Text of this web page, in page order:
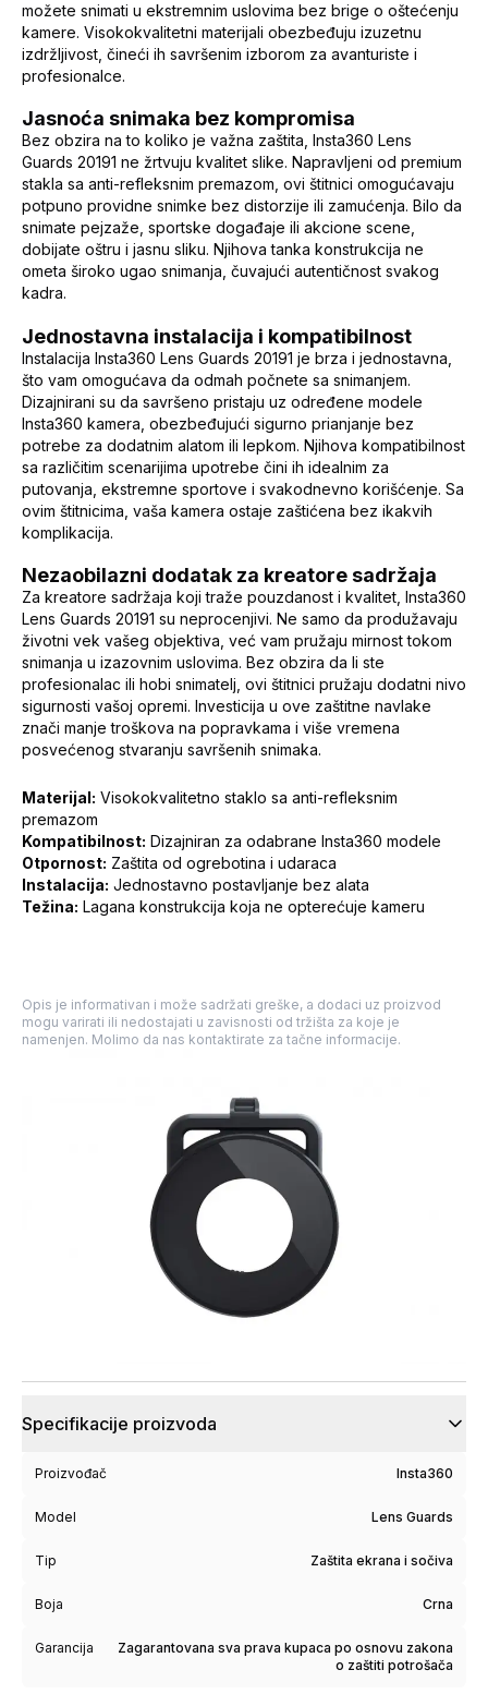
možete snimati u ekstremnim uslovima bez brige o oštećenju
kamere. Visokokvalitetni materijali obezbeđuju izuzetnu
izdržljivost, čineći ih savršenim izborom za avanturiste i
profesionalce.
Jasnoća snimaka bez kompromisa
Bez obzira na to koliko je važna zaštita, Insta360 Lens
Guards 20191 ne žrtvuju kvalitet slike. Napravljeni od premium
stakla sa anti-refleksnim premazom, ovi štitnici omogućavaju
potpuno providne snimke bez distorzije ili zamućenja. Bilo da
snimate pejzaže, sportske događaje ili akcione scene,
dobijate oštru i jasnu sliku. Njihova tanka konstrukcija ne
ometa široko ugao snimanja, čuvajući autentičnost svakog
kadra.
Jednostavna instalacija i kompatibilnost
Instalacija Insta360 Lens Guards 20191 je brza i jednostavna,
što vam omogućava da odmah počnete sa snimanjem.
Dizajnirani su da savršeno pristaju uz određene modele
Insta360 kamera, obezbeđujući sigurno prianjanje bez
potrebe za dodatnim alatom ili lepkom. Njihova kompatibilnost
sa različitim scenarijima upotrebe čini ih idealnim za
putovanja, ekstremne sportove i svakodnevno korišćenje. Sa
ovim štitnicima, vaša kamera ostaje zaštićena bez ikakvih
komplikacija.
Nezaobilazni dodatak za kreatore sadržaja
Za kreatore sadržaja koji traže pouzdanost i kvalitet, Insta360
Lens Guards 20191 su neprocenjivi. Ne samo da produžavaju
životni vek vašeg objektiva, već vam pružaju mirnost tokom
snimanja u izazovnim uslovima. Bez obzira da li ste
profesionalac ili hobi snimatelj, ovi štitnici pružaju dodatni nivo
sigurnosti vašoj opremi. Investicija u ove zaštitne navlake
znači manje troškova na popravkama i više vremena
posvećenog stvaranju savršenih snimaka.
Materijal: Visokokvalitetno staklo sa anti-refleksnim
premazom
Kompatibilnost: Dizajniran za odabrane Insta360 modele
Otpornost: Zaštita od ogrebotina i udaraca
Instalacija: Jednostavno postavljanje bez alata
Težina: Lagana konstrukcija koja ne opterećuje kameru
Opis je informativan i može sadržati greške, a dodaci uz proizvod
mogu varirati ili nedostajati u zavisnosti od tržišta za koje je
namenjen. Molimo da nas kontaktirate za tačne informacije.
Specifikacije proizvoda
Proizvođač Insta360
Model Lens Guards
Tip Zaštita ekrana i sočiva
Boja Crna
Garancija
Zagarantovana sva prava kupaca po osnovu zakona
o zaštiti potrošača